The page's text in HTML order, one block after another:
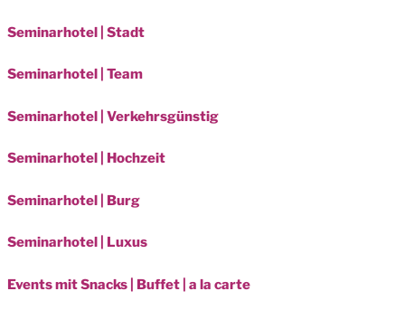
Seminarhotel | Stadt
Seminarhotel | Team
Seminarhotel | Verkehrsgünstig
Seminarhotel | Hochzeit
Seminarhotel | Burg
Seminarhotel | Luxus
Events mit Snacks | Buffet | a la carte